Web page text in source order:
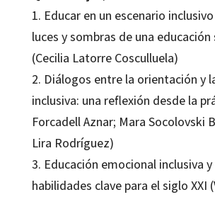
1. Educar en un escenario
luces y sombras de una
(Cecilia Latorre Cosculluela)
2. Diálogos entre la orientación y
inclusiva: una reflexión desde la
Forcadell Aznar; Mara Socolovski
Lira Rodríguez)
3. Educación emocional inclusiva
habilidades clave para el siglo XXI